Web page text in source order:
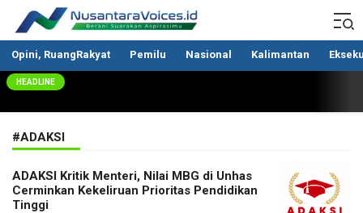
Nusantaravoices.id
Berani Suarakan Aspirasimu
Opini, RuangRakyat Pemilu Nasional Kalimantan
HEADLINE
#ADAKSI
ADAKSI Kritik Menteri, Nilai MBG di Unhas
Cerminkan Kekeliruan Prioritas Pendidikan
Tinggi